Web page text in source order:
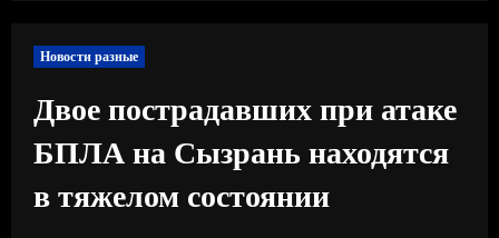
Новости разные
Двое пострадавших при атаке
БПЛА на Сызрань находятся
в тяжелом состоянии